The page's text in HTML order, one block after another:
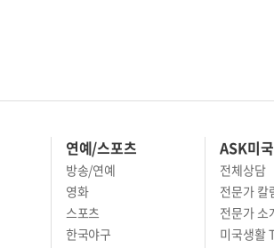
연예/스포츠
방송/연예
영화
스포츠
한국야구
ASK미국
전체상담
전문가 칼
전문가 소
미국생활